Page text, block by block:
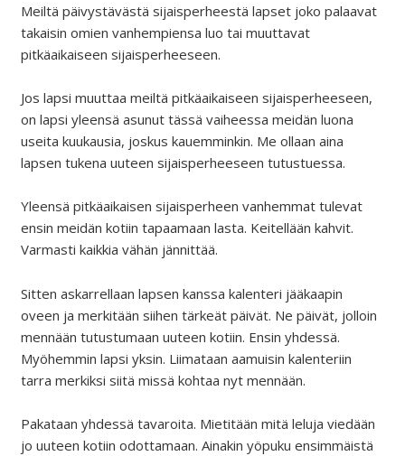
Meiltä päivystävästä sijaisperheestä lapset joko palaavat
takaisin omien vanhempiensa luo tai muuttavat
pitkäaikaiseen sijaisperheeseen.
Jos lapsi muuttaa meiltä pitkäaikaiseen sijaisperheeseen,
on lapsi yleensä asunut tässä vaiheessa meidän luona
useita kuukausia, joskus kauemminkin. Me ollaan aina
lapsen tukena uuteen sijaisperheeseen tutustuessa.
Yleensä pitkäaikaisen sijaisperheen vanhemmat tulevat
ensin meidän kotiin tapaamaan lasta. Keitellään kahvit.
Varmasti kaikkia vähän jännittää.
Sitten askarrellaan lapsen kanssa kalenteri jääkaapin
oveen ja merkitään siihen tärkeät päivät. Ne päivät, jolloin
mennään tutustumaan uuteen kotiin. Ensin yhdessä.
Myöhemmin lapsi yksin. Liimataan aamuisin kalenteriin
tarra merkiksi siitä missä kohtaa nyt mennään.
Pakataan yhdessä tavaroita. Mietitään mitä leluja viedään
jo uuteen kotiin odottamaan. Ainakin yöpuku ensimmäistä